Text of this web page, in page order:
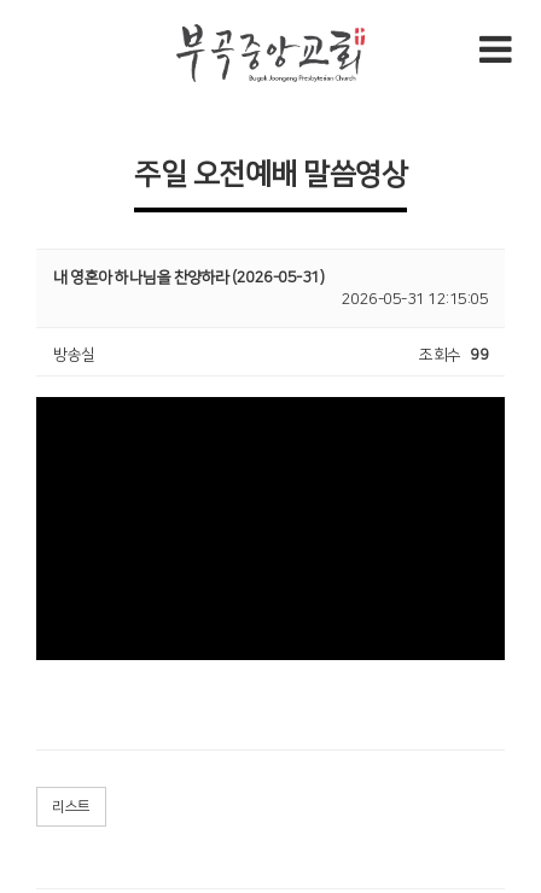
주일 오전예배 말씀영상
내 영혼아 하나님을 찬양하라 (2026-05-31)
2026-05-31 12:15:05
방송실 조회수 99
리스트